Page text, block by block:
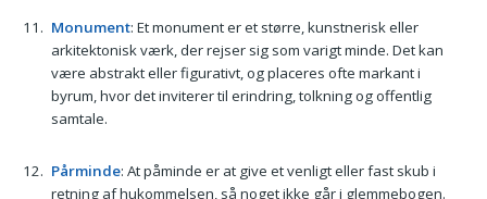
Monument: Et monument er et større, kunstnerisk eller
arkitektonisk værk, der rejser sig som varigt minde. Det kan
være abstrakt eller figurativt, og placeres ofte markant i
byrum, hvor det inviterer til erindring, tolkning og offentlig
samtale.
Pårminde: At påminde er at give et venligt eller fast skub i
retning af hukommelsen, så noget ikke går i glemmebogen.